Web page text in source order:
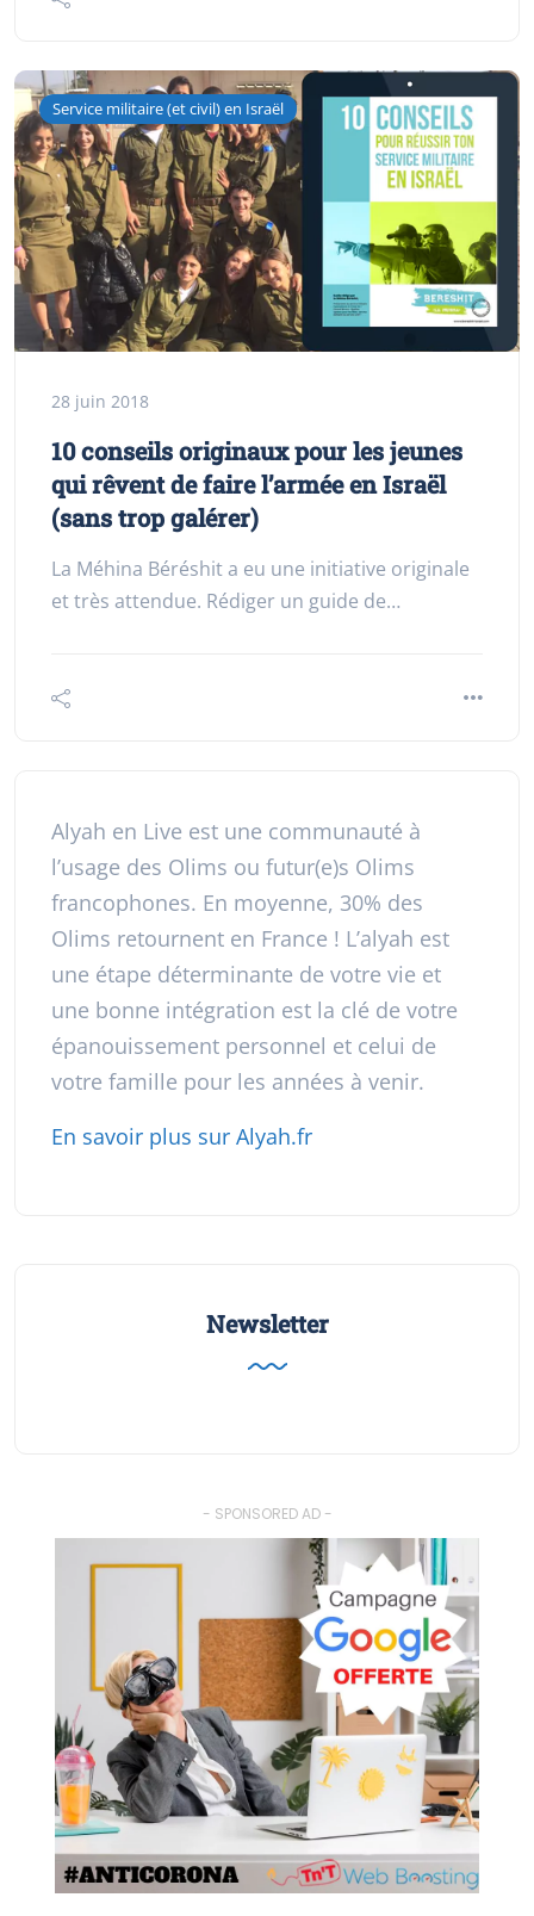
Service militaire (et civil) en Israël
28 juin 2018
10 conseils originaux pour les jeunes
qui rêvent de faire l’armée en Israël
(sans trop galérer)
La Méhina Béréshit a eu une initiative originale
et très attendue. Rédiger un guide de…
Alyah en Live est une communauté à
l’usage des Olims ou futur(e)s Olims
francophones. En moyenne, 30% des
Olims retournent en France ! L’alyah est
une étape déterminante de votre vie et
une bonne intégration est la clé de votre
épanouissement personnel et celui de
votre famille pour les années à venir.
En savoir plus sur Alyah.fr
Newsletter
- SPONSORED AD -